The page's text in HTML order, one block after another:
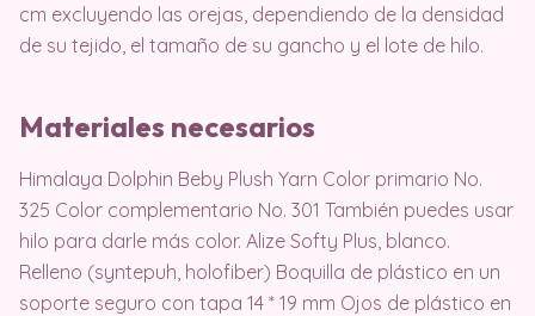
cm excluyendo las orejas, dependiendo de la densidad
de su tejido, el tamaño de su gancho y el lote de hilo.
Materiales necesarios
Himalaya Dolphin Beby Plush Yarn Color primario No.
325 Color complementario No. 301 También puedes usar
hilo para darle más color. Alize Softy Plus, blanco.
Relleno (syntepuh, holofiber) Boquilla de plástico en un
soporte seguro con tapa 14 * 19 mm Ojos de plástico en